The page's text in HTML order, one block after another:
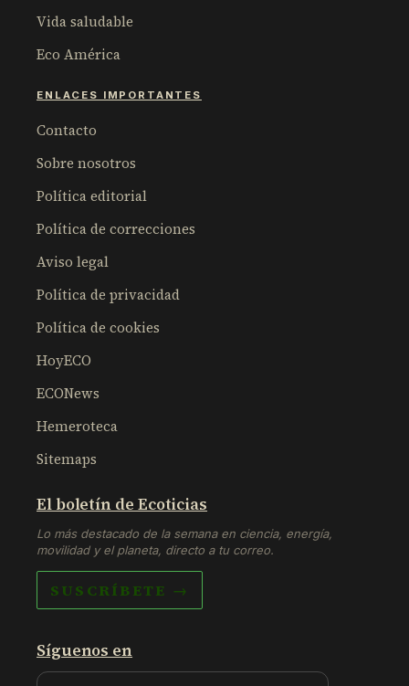
Vida saludable
Eco América
ENLACES IMPORTANTES
Contacto
Sobre nosotros
Política editorial
Política de correcciones
Aviso legal
Política de privacidad
Política de cookies
HoyECO
ECONews
Hemeroteca
Sitemaps
El boletín de Ecoticias
Lo más destacado de la semana en ciencia, energía,
movilidad y el planeta, directo a tu correo.
SUSCRÍBETE →
Síguenos en